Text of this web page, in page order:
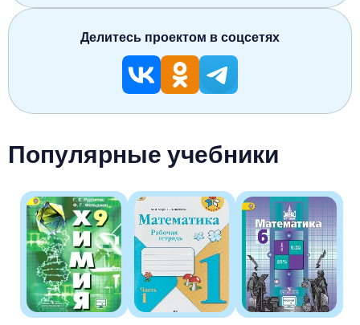
Популярные учебники
Делитесь проектом в соцсетях